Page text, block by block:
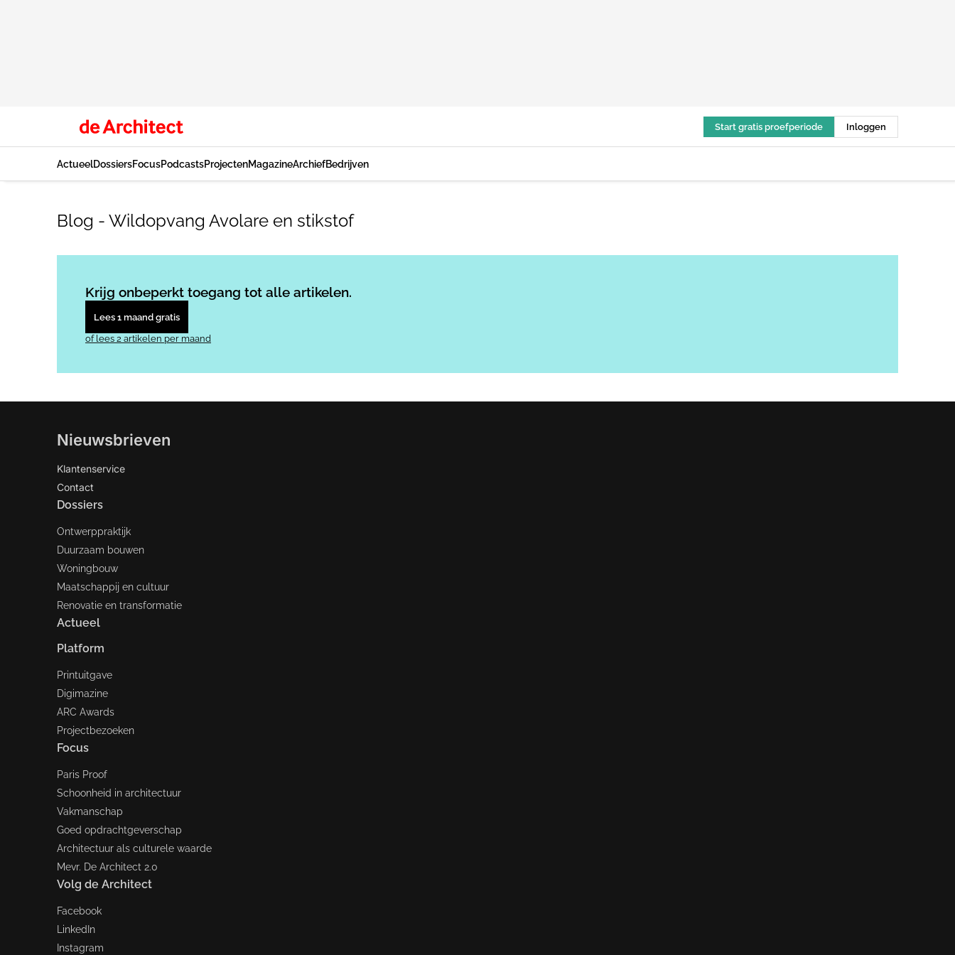
Start gratis proefperiode Inloggen
ActueelDossiersFocusPodcastsProjectenMagazineArchiefBedrijven
Blog - Wildopvang Avolare en stikstof
Krijg onbeperkt toegang tot alle artikelen.
Lees 1 maand gratis
of lees 2 artikelen per maand
Nieuwsbrieven
Klantenservice
Contact
Dossiers
Ontwerppraktijk
Duurzaam bouwen
Woningbouw
Maatschappij en cultuur
Renovatie en transformatie
Actueel
Platform
Printuitgave
Digimazine
ARC Awards
Projectbezoeken
Focus
Paris Proof
Schoonheid in architectuur
Vakmanschap
Goed opdrachtgeverschap
Architectuur als culturele waarde
Mevr. De Architect 2.0
Volg de Architect
Facebook
LinkedIn
Instagram